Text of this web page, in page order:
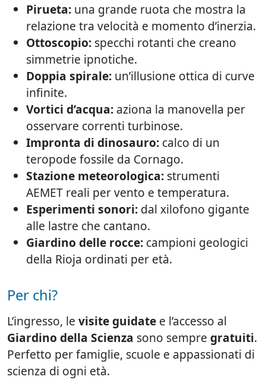
Pirueta: una grande ruota che mostra la
relazione tra velocità e momento d’inerzia.
Ottoscopio: specchi rotanti che creano
simmetrie ipnotiche.
Doppia spirale: un’illusione ottica di curve
infinite.
Vortici d’acqua: aziona la manovella per
osservare correnti turbinose.
Impronta di dinosauro: calco di un
teropode fossile da Cornago.
Stazione meteorologica: strumenti
AEMET reali per vento e temperatura.
Esperimenti sonori: dal xilofono gigante
alle lastre che cantano.
Giardino delle rocce: campioni geologici
della Rioja ordinati per età.
Per chi?
L’ingresso, le visite guidate e l’accesso al
Giardino della Scienza sono sempre gratuiti.
Perfetto per famiglie, scuole e appassionati di
scienza di ogni età.